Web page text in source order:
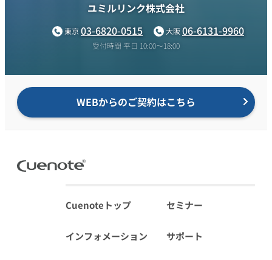
ユミルリンク株式会社
東京03-6820-0515 大阪06-6131-9960
受付時間 平日 10:00〜18:00
WEBからのご契約はこちら
Cuenoteトップ セミナー
インフォメーション サポート